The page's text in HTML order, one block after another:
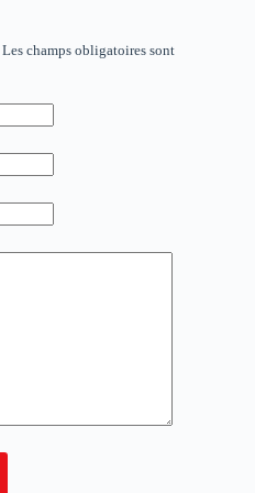
Les champs obligatoires sont